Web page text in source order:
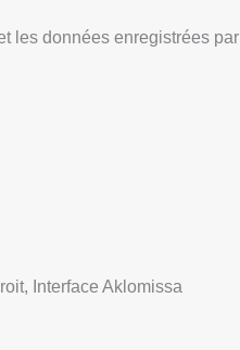
les données enregistrées par
Interface Aklomissa